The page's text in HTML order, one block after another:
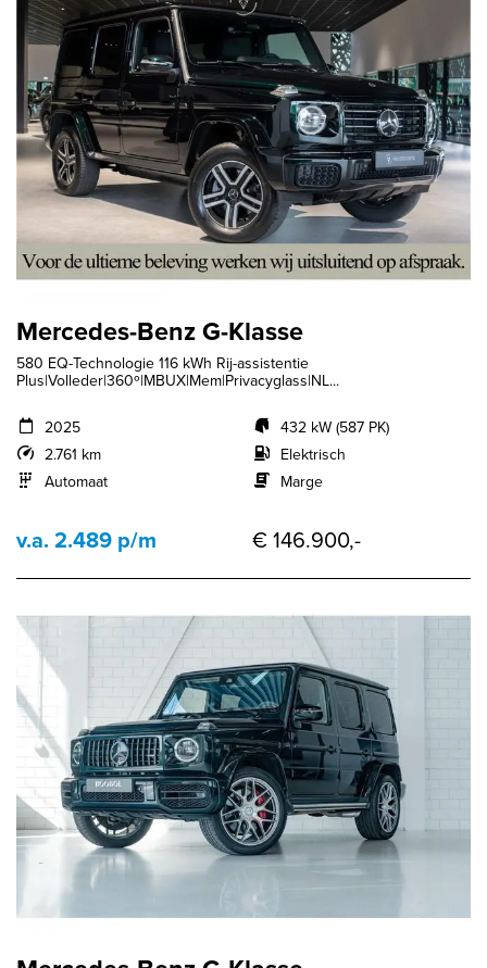
Mercedes-Benz G-Klasse
580 EQ-Technologie 116 kWh Rij-assistentie
Plus|Volleder|360º|MBUX|Mem|Privacyglass|NL...
2025
2.761 km
Automaat
432 kW (587 PK)
Elektrisch
Marge
v.a. 2.489 p/m € 146.900,-